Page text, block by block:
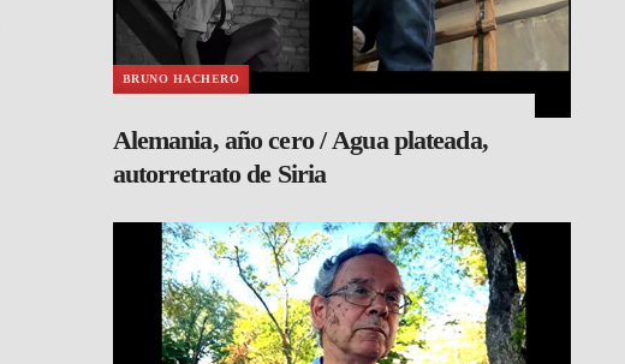
BRUNO HACHERO
Alemania, año cero / Agua plateada,
autorretrato de Siria